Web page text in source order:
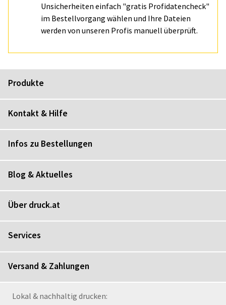
Unsicherheiten einfach "gratis Profidatencheck"
im Bestellvorgang wählen und Ihre Dateien
werden von unseren Profis manuell überprüft.
Produkte
Kontakt & Hilfe
Infos zu Bestellungen
Blog & Aktuelles
Über druck.at
Services
Versand & Zahlungen
Lokal & nachhaltig drucken: